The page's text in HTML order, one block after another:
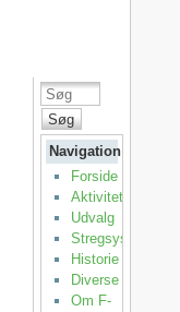
Søg
Navigation
Forside
Aktiviteter
Udvalg
Stregsystemet
Historie
Diverse
Om F-